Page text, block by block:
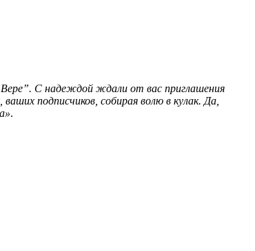
С надеждой ждали от вас приглашения
подписчиков, собирая волю в кулак. Да,
.